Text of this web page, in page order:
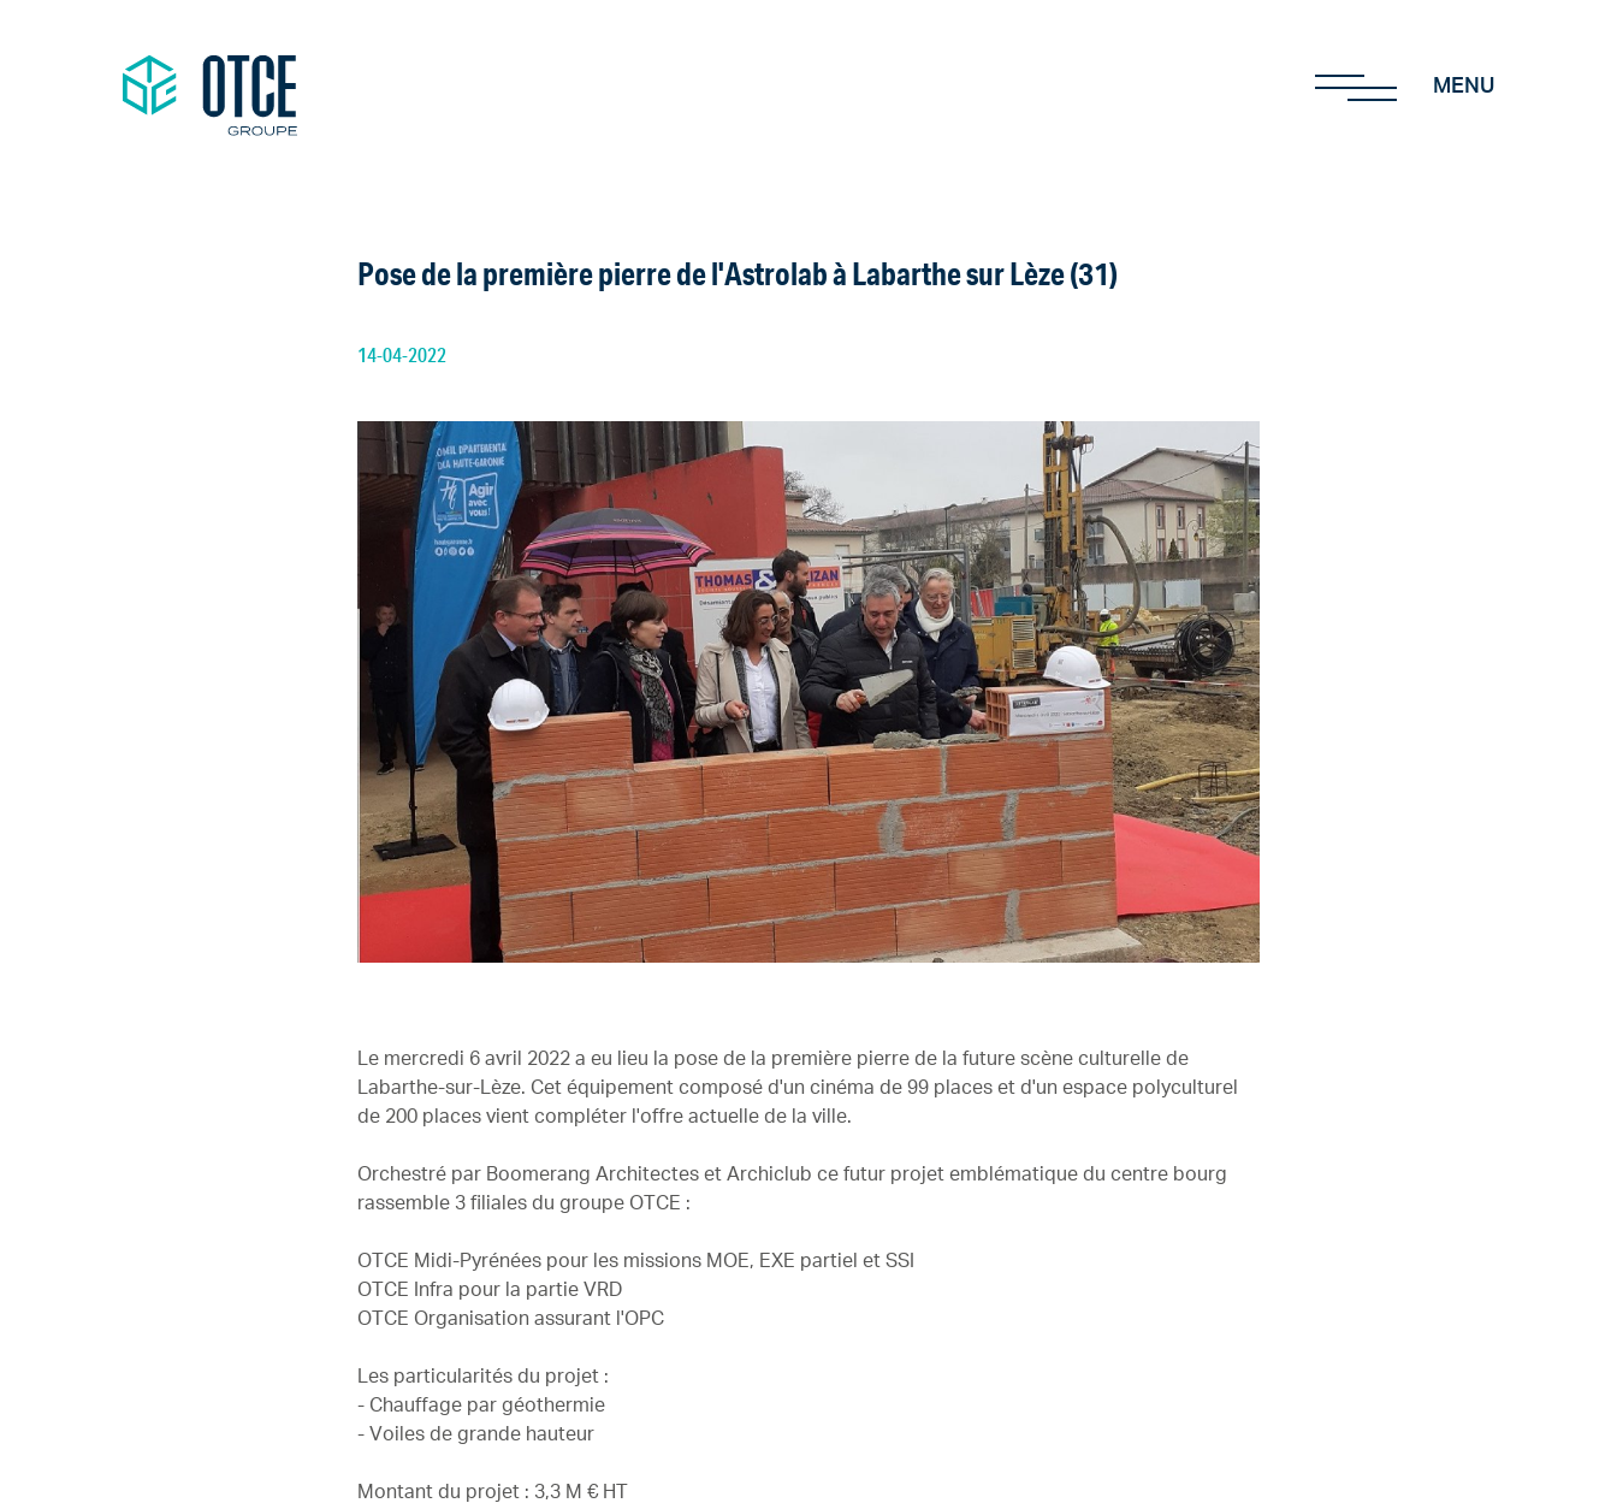
MENU
Pose de la première pierre de l'Astrolab à Labarthe sur Lèze (31)
14-04-2022
Le mercredi 6 avril 2022 a eu lieu la pose de la première pierre de la future scène culturelle de
Labarthe-sur-Lèze. Cet équipement composé d'un cinéma de 99 places et d'un espace polyculturel
de 200 places vient compléter l'offre actuelle de la ville.
Orchestré par Boomerang Architectes et Archiclub ce futur projet emblématique du centre bourg
rassemble 3 filiales du groupe OTCE :
OTCE Midi-Pyrénées pour les missions MOE, EXE partiel et SSI
OTCE Infra pour la partie VRD
OTCE Organisation assurant l'OPC
Les particularités du projet :
- Chauffage par géothermie
- Voiles de grande hauteur
Montant du projet : 3,3 M € HT